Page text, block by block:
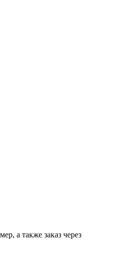
а также заказ через